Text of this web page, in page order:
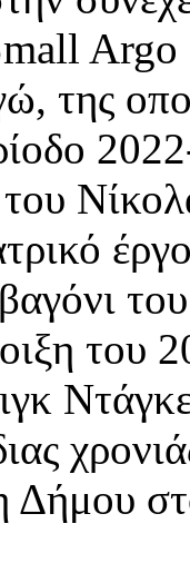
της
του
του